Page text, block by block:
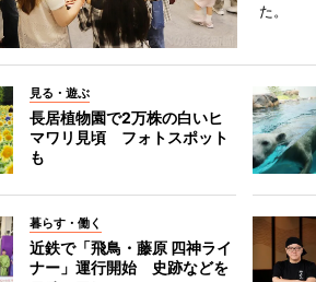
た。
見る・遊ぶ
長居植物園で2万株の白いヒ
マワリ見頃 フォトスポット
も
暮らす・働く
近鉄で「飛鳥・藤原 四神ライ
ナー」運行開始 史跡などを